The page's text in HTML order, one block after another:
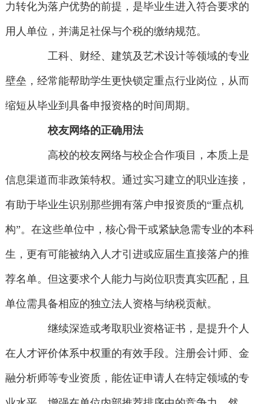
力转化为落户优势的前提，是毕业生进入符合要求的
用人单位，并满足社保与个税的缴纳规范。
工科、财经、建筑及艺术设计等领域的专业
壁垒，经常能帮助学生更快锁定重点行业岗位，从而
缩短从毕业到具备申报资格的时间周期。
校友网络的正确用法
高校的校友网络与校企合作项目，本质上是
信息渠道而非政策特权。通过实习建立的职业连接，
有助于毕业生识别那些拥有落户申报资质的“重点机
构”。在这些单位中，核心骨干或紧缺急需专业的本科
生，更有可能被纳入人才引进或应届生直接落户的推
荐名单。但这要求个人能力与岗位职责真实匹配，且
单位需具备相应的独立法人资格与纳税贡献。
继续深造或考取职业资格证书，是提升个人
在人才评价体系中权重的有效手段。注册会计师、金
融分析师等专业资质，能佐证申请人在特定领域的专